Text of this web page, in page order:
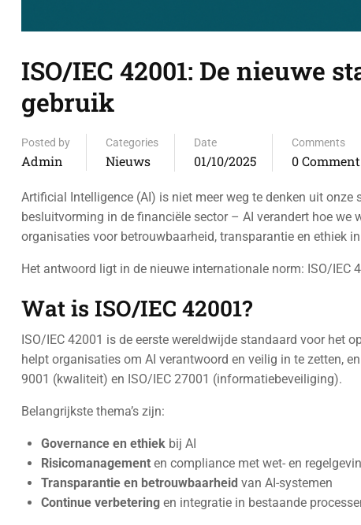
ISO/IEC 42001: De nieuwe
gebruik
Posted by
Admin
Categories
Nieuws
Date
01/10/2025
Comments
0 Comment
Artificial Intelligence (AI) is niet meer weg te denken uit
besluitvorming in de financiële sector – AI verandert hoe we
organisaties voor betrouwbaarheid, transparantie en ethiek
Het antwoord ligt in de nieuwe internationale norm: ISO/IEC
Wat is ISO/IEC 42001?
ISO/IEC 42001 is de eerste wereldwijde standaard voor het
helpt organisaties om AI verantwoord en veilig in te zetten,
9001 (kwaliteit) en ISO/IEC 27001 (informatiebeveiliging).
Belangrijkste thema’s zijn:
Governance en ethiek bij AI
Risicomanagement en compliance met wet- en
Transparantie en betrouwbaarheid van AI-systemen
Continue verbetering en integratie in bestaande